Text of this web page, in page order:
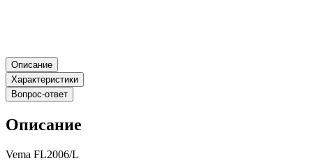
Описание
Характеристики
Вопрос-ответ
Описание
Vema FL2006/L